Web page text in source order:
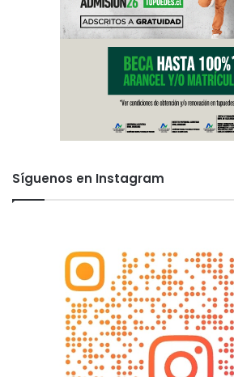
Síguenos en Instagram